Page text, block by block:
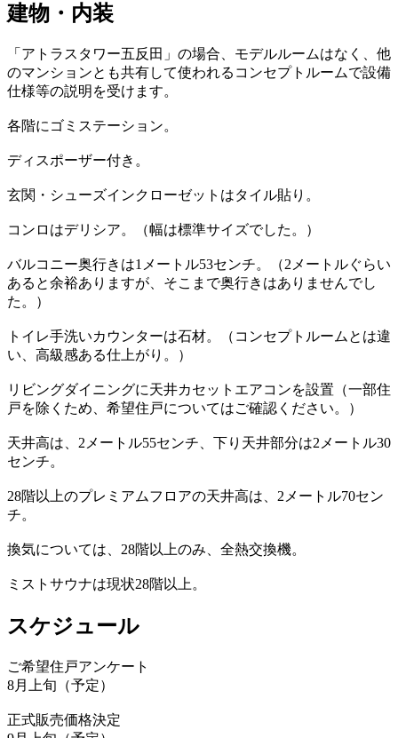
建物・内装
「アトラスタワー五反田」の場合、モデルルームはなく、他
のマンションとも共有して使われるコンセプトルームで設備
仕様等の説明を受けます。
各階にゴミステーション。
ディスポーザー付き。
玄関・シューズインクローゼットはタイル貼り。
コンロはデリシア。（幅は標準サイズでした。）
バルコニー奥行きは1メートル53センチ。（2メートルぐらい
あると余裕ありますが、そこまで奥行きはありませんでし
た。）
トイレ手洗いカウンターは石材。（コンセプトルームとは違
い、高級感ある仕上がり。）
リビングダイニングに天井カセットエアコンを設置（一部住
戸を除くため、希望住戸についてはご確認ください。）
天井高は、2メートル55センチ、下り天井部分は2メートル30
センチ。
28階以上のプレミアムフロアの天井高は、2メートル70セン
チ。
換気については、28階以上のみ、全熱交換機。
ミストサウナは現状28階以上。
スケジュール
ご希望住戸アンケート
8月上旬（予定）
正式販売価格決定